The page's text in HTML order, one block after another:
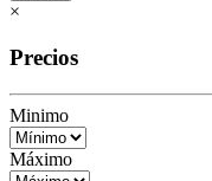
×
Precios
Minimo
Máximo